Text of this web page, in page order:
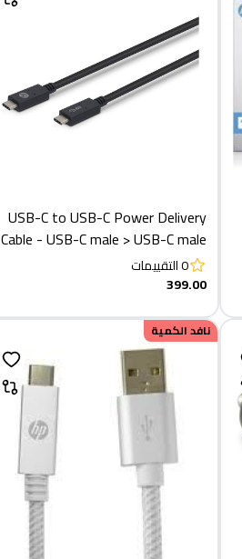
USB-C to USB-C Power Delivery
Cable - USB-C male > USB-C male
1metrer
0التقييمات
399.00
نافد الكمية